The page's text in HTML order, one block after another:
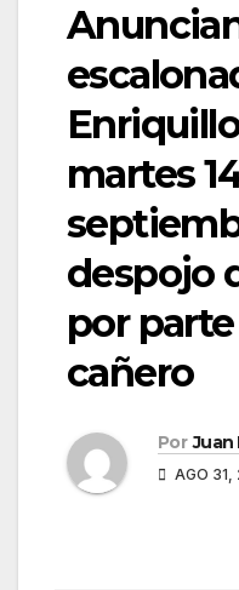
martes
despojo
por
cañero
Por Juan
AGO 31,